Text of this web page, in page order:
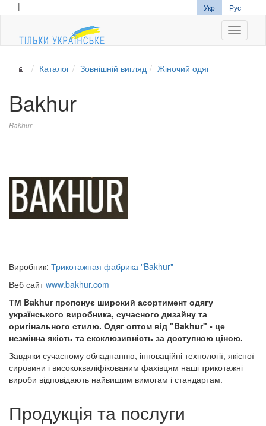
| Укр Рус
Каталог Зовнішній вигляд Жіночий одяг
Bakhur
Bakhur
Виробник: Трикотажная фабрика "Bakhur"
Веб сайтwww.bakhur.com
ТМ Bakhur пропонує широкий асортимент одягу
українського виробника, сучасного дизайну та
оригінального стилю. Одяг оптом від "Bakhur" - це
незмінна якість та ексклюзивність за доступною ціною.
Завдяки сучасному обладнанню, інноваційні технології, якісної
сировини і висококваліфікованим фахівцям наші трикотажні
вироби відповідають найвищим вимогам і стандартам.
Продукція та послуги